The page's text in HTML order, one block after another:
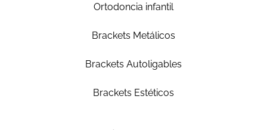
Ortodoncia infantil
Brackets Metálicos
Brackets Autoligables
Brackets Estéticos